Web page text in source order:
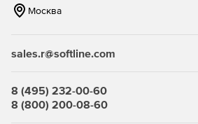
кузова.
устройств и колесных пар.
2. Технические
Москва
sales.r@softline.com
8 (495) 232-00-60
8 (800) 200-08-60